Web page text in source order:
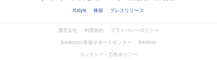
Kstyle
株探 プレスリリース
運営会社 利用規約
プライバシーポリシー
livedoorお客様サポートセンター
livedoor
コンテンツ・広告ポリシー